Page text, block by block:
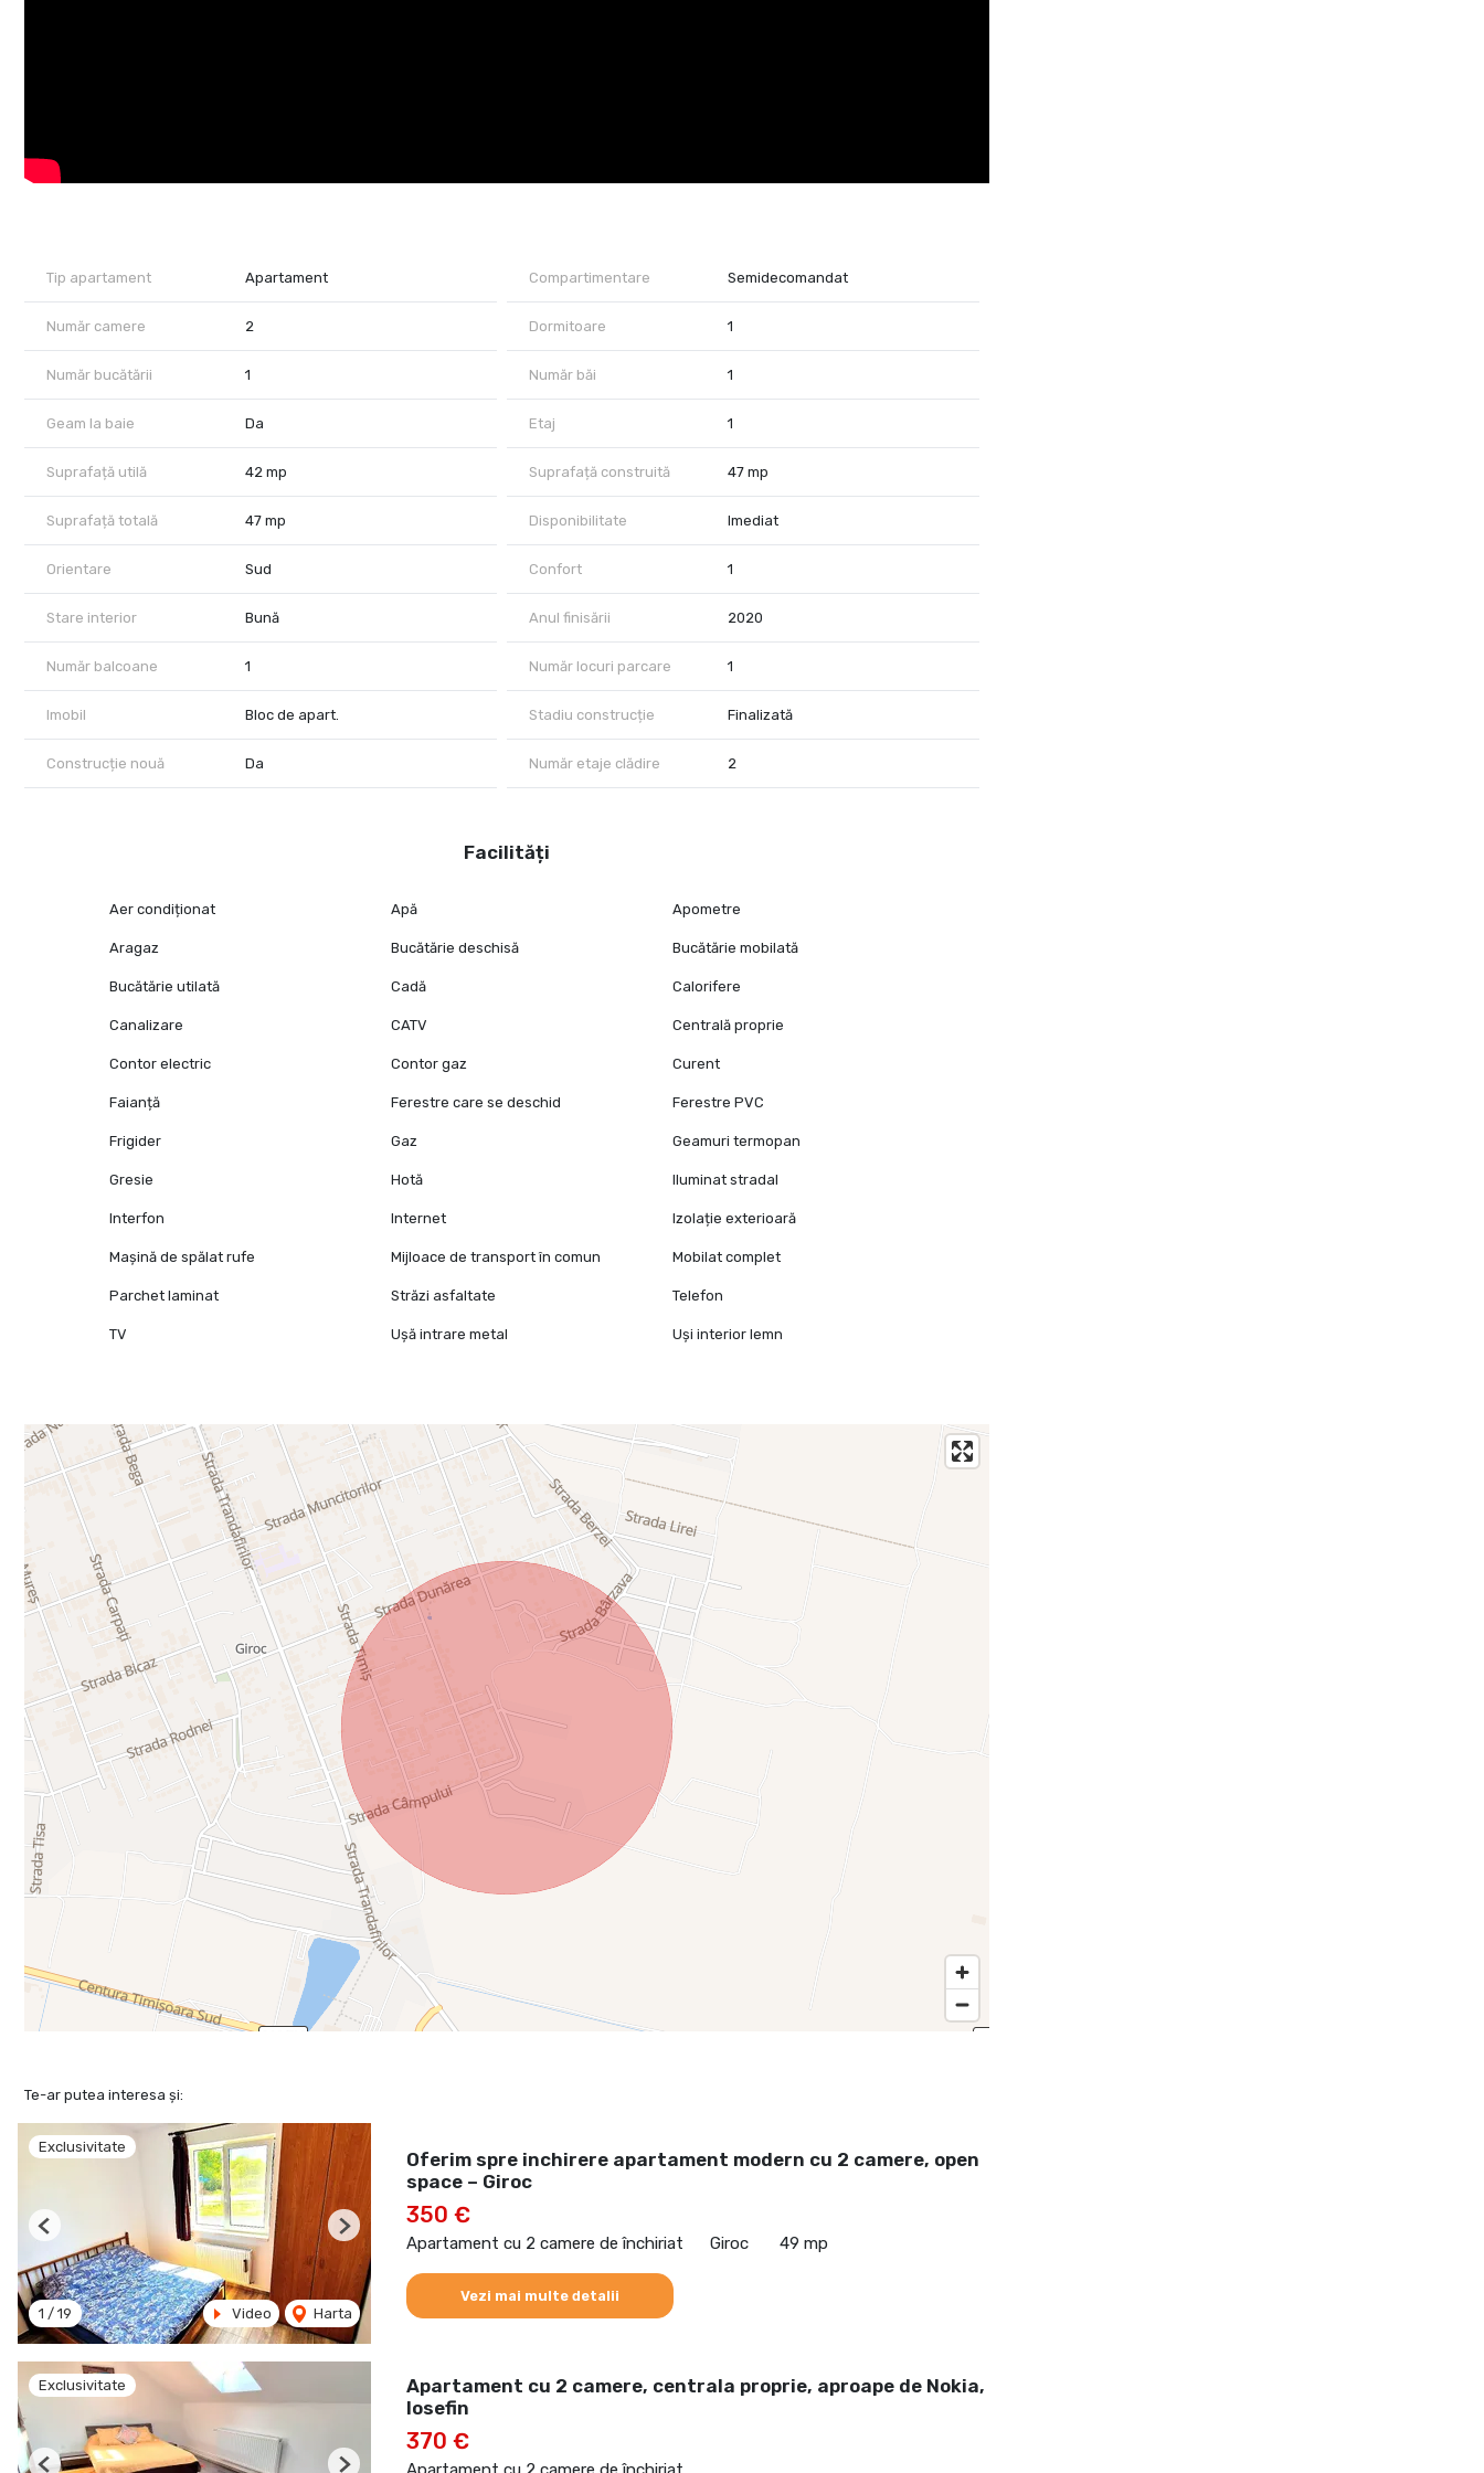
Tip apartament Apartament Compartimentare Semidecomandat
Număr camere 2 Dormitoare 1
Număr bucătării 1 Număr băi 1
Geam la baie Da Etaj 1
Suprafață utilă 42 mp Suprafață construită 47 mp
Suprafață totală 47 mp Disponibilitate Imediat
Orientare Sud Confort 1
Stare interior Bună Anul finisării 2020
Număr balcoane 1 Număr locuri parcare 1
Imobil Bloc de apart. Stadiu construcție Finalizată
Construcție nouă Da Număr etaje clădire 2
Facilități
Aer condiționat Apă Apometre
Aragaz Bucătărie deschisă Bucătărie mobilată
Bucătărie utilată Cadă Calorifere
Canalizare CATV Centrală proprie
Contor electric Contor gaz Curent
Faianță Ferestre care se deschid Ferestre PVC
Frigider Gaz Geamuri termopan
Gresie Hotă Iluminat stradal
Interfon Internet Izolație exterioară
Mașină de spălat rufe Mijloace de transport în comun Mobilat complet
Parchet laminat Străzi asfaltate Telefon
TV Ușă intrare metal Uși interior lemn
Te-ar putea interesa și:
Exclusivitate
1 / 19 Video Harta
Previous Next
Oferim spre inchirere apartament modern cu 2 camere, open
space – Giroc
350 €
Apartament cu 2 camere de închiriat Giroc 49 mp
Vezi mai multe detalii
Exclusivitate
Apartament cu 2 camere, centrala proprie, aproape de Nokia,
Iosefin
370 €